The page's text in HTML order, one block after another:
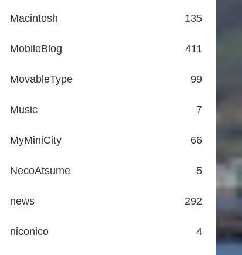
Macintosh 135
MobileBlog 411
MovableType 99
Music 7
MyMiniCity 66
NecoAtsume 5
news 292
niconico 4